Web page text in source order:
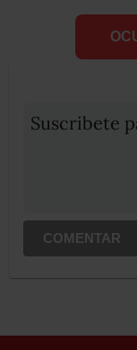
Suscribete
COMENTAR